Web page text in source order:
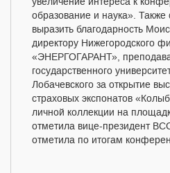
образование и наука». Также
выразить благодарность
директору Нижегородского
«ЭНЕРГОГАРАНТ»,
государственного
Лобачевского за открытие
страховых экспонатов
личной коллекции на
отметила вице-президент
отметила по итогам